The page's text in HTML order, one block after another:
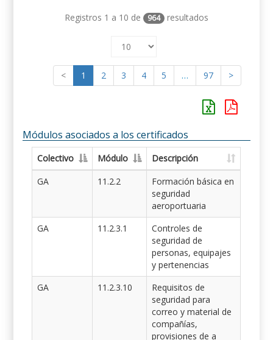
Registros 1 a 10 de 964 resultados
< 1 2 3 4 5 … 97 >
Módulos asociados a los certificados
Colectivo Módulo
Descripción
GA
11.2.2
Formación básica en
seguridad
aeroportuaria
GA
11.2.3.1
Controles de
seguridad de
personas, equipajes
y pertenencias
GA
11.2.3.10
Requisitos de
seguridad para
correo y material de
compañías,
provisiones de a